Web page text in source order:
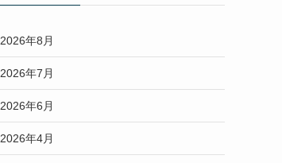
2026年8月
2026年7月
2026年6月
2026年4月